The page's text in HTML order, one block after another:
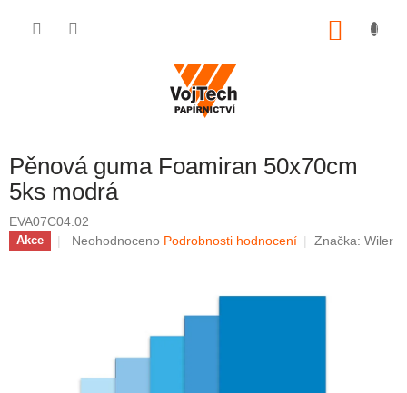
Pěnová guma Foamiran 50x70cm
5ks modrá
EVA07C04.02
Akce Průměrné hodnocení produktu je 0,0 z 5 hvězdiček.
Neohodnoceno Podrobnosti hodnocení Značka: Wiler